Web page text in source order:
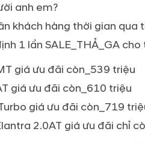
anh em?
khách hàng thời gian
1 lần SALE_THẢ_GA
giá ưu đãi còn_539 triệu
giá ưu đãi còn_610 triệu
giá ưu đãi còn_719
2.0AT giá ưu đãi chỉ